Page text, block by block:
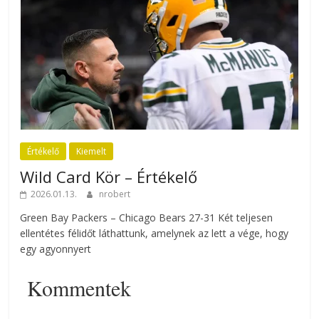
Értékelő Kiemelt
Wild Card Kör – Értékelő
2026.01.13. nrobert
Green Bay Packers – Chicago Bears 27-31 Két teljesen
ellentétes félidőt láthattunk, amelynek az lett a vége, hogy
egy agyonnyert
Kommentek